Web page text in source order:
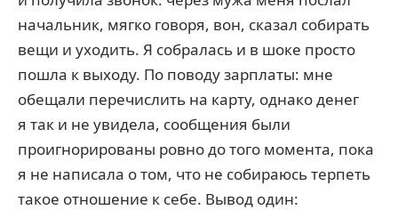
начальник, мягко говоря, вон, сказал собирать
вещи и уходить. Я собралась и в шоке просто
пошла к выходу. По поводу зарплаты: мне
обещали перечислить на карту, однако денег
я так и не увидела, сообщения были
проигнорированы ровно до того момента, пока
я не написала о том, что не собираюсь терпеть
такое отношение к себе. Вывод один: